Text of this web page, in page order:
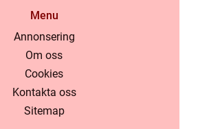
Menu
Annonsering
Om oss
Cookies
Kontakta oss
Sitemap